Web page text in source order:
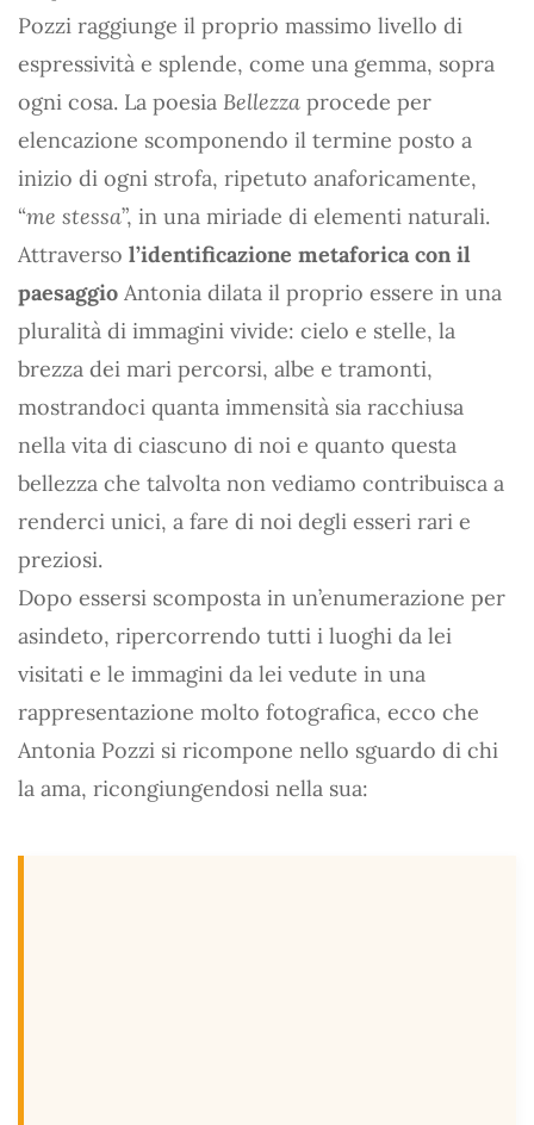
Pozzi raggiunge il proprio massimo livello di
espressività e splende, come una gemma, sopra
ogni cosa. La poesia Bellezza procede per
elencazione scomponendo il termine posto a
inizio di ogni strofa, ripetuto anaforicamente,
“me stessa”, in una miriade di elementi naturali.
Attraverso l’identificazione metaforica con il
paesaggio Antonia dilata il proprio essere in una
pluralità di immagini vivide: cielo e stelle, la
brezza dei mari percorsi, albe e tramonti,
mostrandoci quanta immensità sia racchiusa
nella vita di ciascuno di noi e quanto questa
bellezza che talvolta non vediamo contribuisca a
renderci unici, a fare di noi degli esseri rari e
preziosi.
Dopo essersi scomposta in un’enumerazione per
asindeto, ripercorrendo tutti i luoghi da lei
visitati e le immagini da lei vedute in una
rappresentazione molto fotografica, ecco che
Antonia Pozzi si ricompone nello sguardo di chi
la ama, ricongiungendosi nella sua: